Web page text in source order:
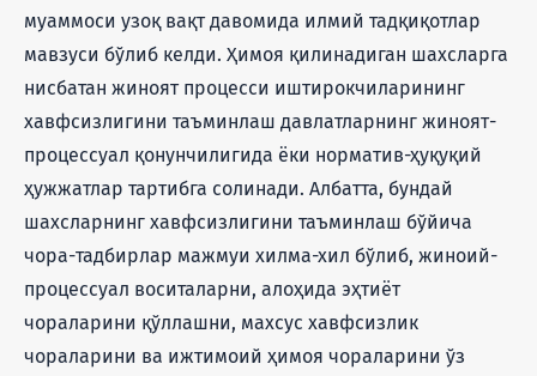
муаммоси узоқ вақт давомида илмий тадқиқотлар
мавзуси бўлиб келди. Ҳимоя қилинадиган шахсларга
нисбатан жиноят процесси иштирокчиларининг
хавфсизлигини таъминлаш давлатларнинг жиноят-
процессуал қонунчилигида ёки норматив-ҳуқуқий
ҳужжатлар тартибга солинади. Албатта, бундай
шахсларнинг хавфсизлигини таъминлаш бўйича
чора-тадбирлар мажмуи хилма-хил бўлиб, жиноий-
процессуал воситаларни, алоҳида эҳтиёт
чораларини қўллашни, махсус хавфсизлик
чораларини ва ижтимоий ҳимоя чораларини ўз